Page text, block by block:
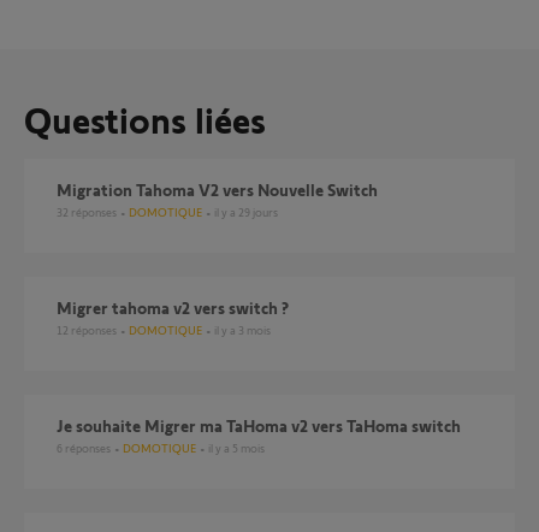
Questions liées
Migration Tahoma V2 vers Nouvelle Switch
32 réponses DOMOTIQUE il y a 29 jours
Migrer tahoma v2 vers switch ?
12 réponses DOMOTIQUE il y a 3 mois
Je souhaite Migrer ma TaHoma v2 vers TaHoma switch
6 réponses DOMOTIQUE il y a 5 mois